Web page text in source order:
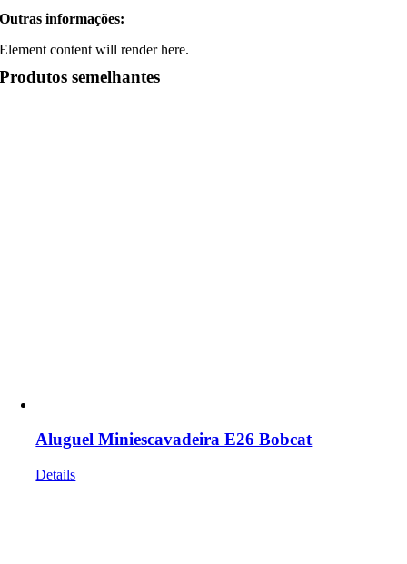
Outras informações:
Element content will render here.
Produtos semelhantes
Aluguel Miniescavadeira E26 Bobcat
Details